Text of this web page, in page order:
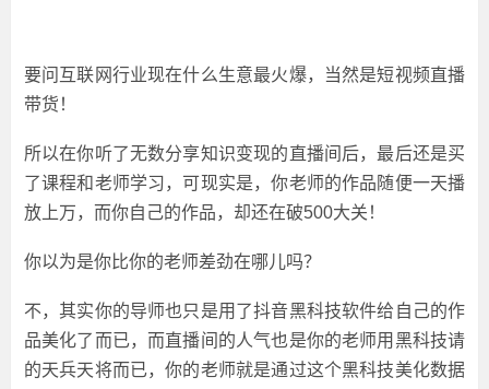
要问互联网行业现在什么生意最火爆，当然是短视频直播
带货！
所以在你听了无数分享知识变现的直播间后，最后还是买
了课程和老师学习，可现实是，你老师的作品随便一天播
放上万，而你自己的作品，却还在破500大关！
你以为是你比你的老师差劲在哪儿吗？
不，其实你的导师也只是用了抖音黑科技软件给自己的作
品美化了而已，而直播间的人气也是你的老师用黑科技请
的天兵天将而已，你的老师就是通过这个黑科技美化数据